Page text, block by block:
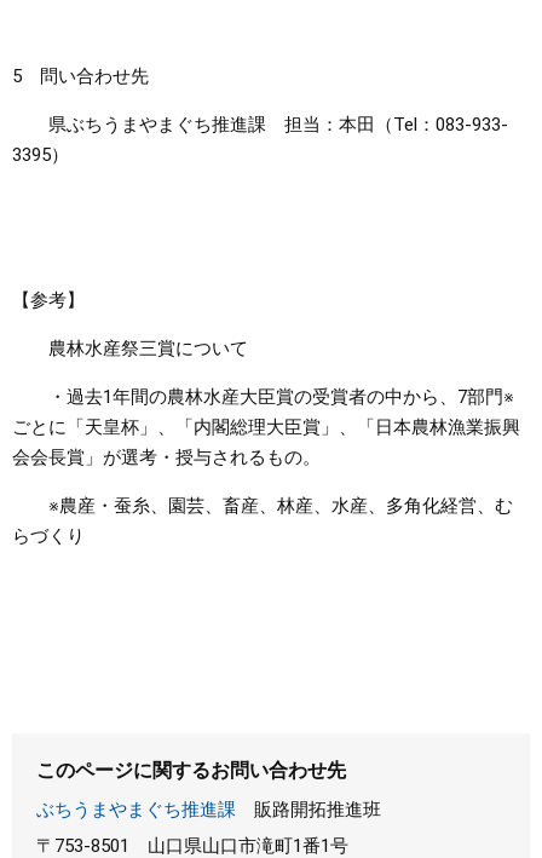
5 問い合わせ先
県ぶちうまやまぐち推進課 担当：本田（Tel：083-933-
3395）
【参考】
農林水産祭三賞について
・過去1年間の農林水産大臣賞の受賞者の中から、7部門※
ごとに「天皇杯」、「内閣総理大臣賞」、「日本農林漁業振興
会会長賞」が選考・授与されるもの。
※農産・蚕糸、園芸、畜産、林産、水産、多角化経営、む
らづくり
このページに関するお問い合わせ先
ぶちうまやまぐち推進課
販路開拓推進班
〒753-8501
山口県山口市滝町1番1号